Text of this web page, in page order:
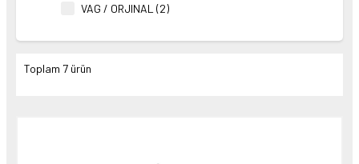
VAG / ORJINAL (2)
Toplam 7 ürün